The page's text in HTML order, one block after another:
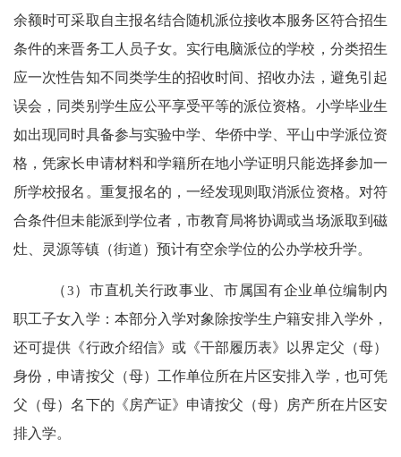
余额时可采取自主报名结合随机派位接收本服务区符合招生
条件的来晋务工人员子女。实行电脑派位的学校，分类招生
应一次性告知不同类学生的招收时间、招收办法，避免引起
误会，同类别学生应公平享受平等的派位资格。小学毕业生
如出现同时具备参与实验中学、华侨中学、平山中学派位资
格，凭家长申请材料和学籍所在地小学证明只能选择参加一
所学校报名。重复报名的，一经发现则取消派位资格。对符
合条件但未能派到学位者，市教育局将协调或当场派取到磁
灶、灵源等镇（街道）预计有空余学位的公办学校升学。
（3）市直机关行政事业、市属国有企业单位编制内
职工子女入学：本部分入学对象除按学生户籍安排入学外，
还可提供《行政介绍信》或《干部履历表》以界定父（母）
身份，申请按父（母）工作单位所在片区安排入学，也可凭
父（母）名下的《房产证》申请按父（母）房产所在片区安
排入学。